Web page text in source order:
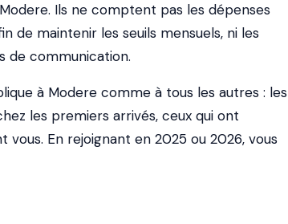
Ils ne comptent pas les dépenses
de maintenir les seuils mensuels, ni les
de communication.
à Modere comme à tous les autres : les
les premiers arrivés, ceux qui ont
En rejoignant en 2025 ou 2026, vous